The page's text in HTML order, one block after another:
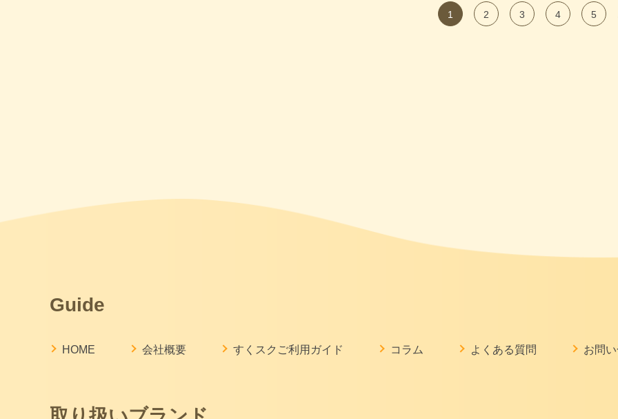
1 2 3 4 5
Guide
HOME 会社概要 すくスクご利用ガイド コラム よくある質問 お問